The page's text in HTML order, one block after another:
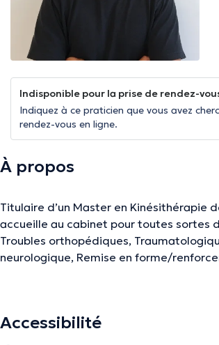
Indisponible pour la prise de rendez-
Indiquez à ce praticien que vous avez
rendez-vous en ligne.
À propos
Titulaire d’un Master en Kinésithérapie
accueille au cabinet pour toutes sortes
Troubles orthopédiques,
neurologique, Remise en forme/
Accessibilité